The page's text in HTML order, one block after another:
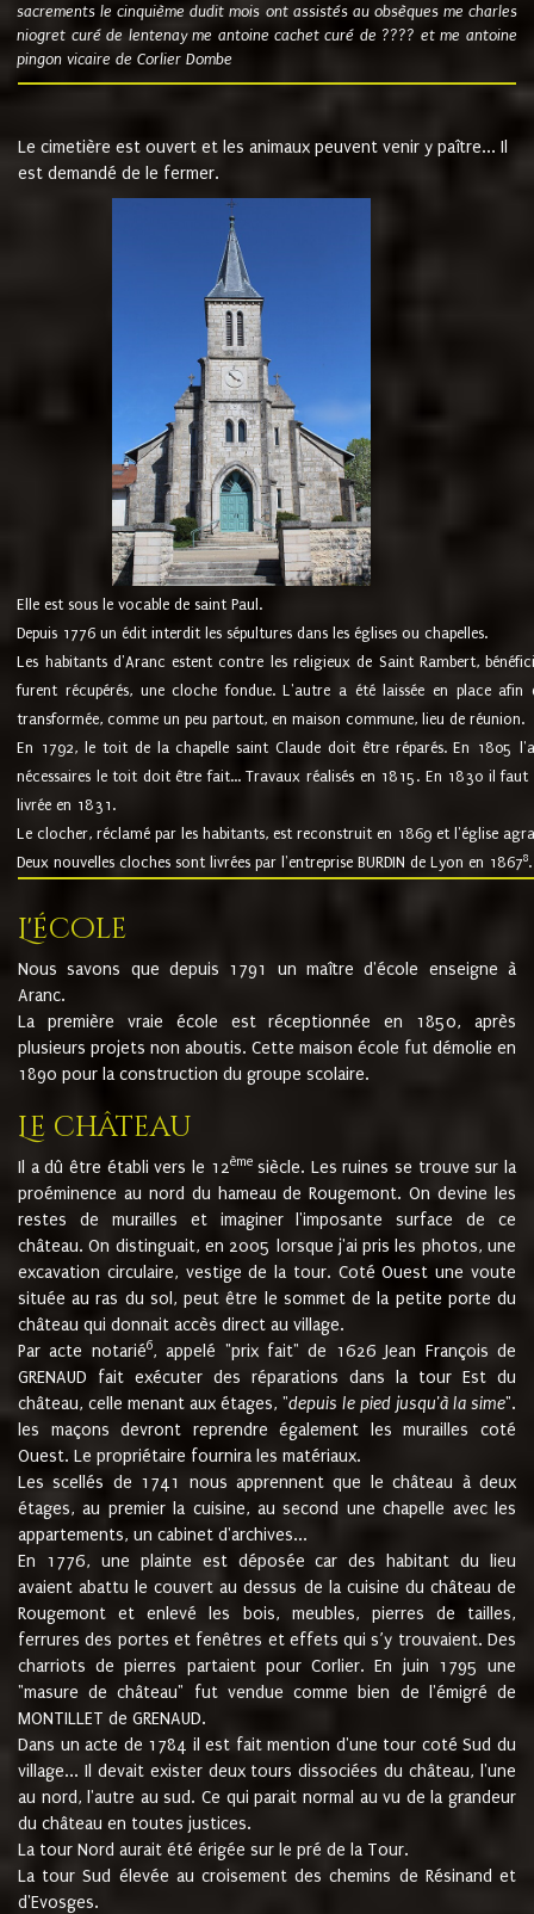
sacrements le cinquième dudit mois ont assistés au obsèques me charles
niogret curé de lentenay me antoine cachet curé de ???? et me antoine
pingon vicaire de Corlier Dombe
Le cimetière est ouvert et les animaux peuvent venir y paître... Il
est demandé de le fermer.
Elle est sous le vocable de saint Paul.
Depuis 1776 un édit interdit les sépultures dans les églises ou chapelles.
Les habitants d'Aranc estent contre les religieux de Saint Rambert,
furent récupérés, une cloche fondue. L'autre a été laissée en place
transformée, comme un peu partout, en maison commune, lieu de réunion.
En 1792, le toit de la chapelle saint Claude doit être réparés. En 1805
nécessaires le toit doit être fait... Travaux réalisés en 1815. En 1830 il
livrée en 1831.
Le clocher, réclamé par les habitants, est reconstruit en 1869 et l'église
Deux nouvelles cloches sont livrées par l'entreprise BURDIN de Lyon en 18678.
L'école
Nous savons que depuis 1791 un maître d'école enseigne à
Aranc.
La première vraie école est réceptionnée en 1850, après
plusieurs projets non aboutis. Cette maison école fut démolie en
1890 pour la construction du groupe scolaire.
Le château
Il a dû être établi vers le 12èmesiècle. Les ruines se trouve sur la
proéminence au nord du hameau de Rougemont. On devine les
restes de murailles et imaginer l'imposante surface de ce
château. On distinguait, en 2005 lorsque j'ai pris les photos, une
excavation circulaire, vestige de la tour. Coté Ouest une voute
située au ras du sol, peut être le sommet de la petite porte du
château qui donnait accès direct au village.
Par acte notarié6, appelé "prix fait" de 1626 Jean François de
GRENAUD fait exécuter des réparations dans la tour Est du
château, celle menant aux étages, "depuis le pied jusqu'à la sime".
les maçons devront reprendre également les murailles coté
Ouest. Le propriétaire fournira les matériaux.
Les scellés de 1741 nous apprennent que le château à deux
étages, au premier la cuisine, au second une chapelle avec les
appartements, un cabinet d'archives...
En 1776, une plainte est déposée car des habitant du lieu
avaient abattu le couvert au dessus de la cuisine du château de
Rougemont et enlevé les bois, meubles, pierres de tailles,
ferrures des portes et fenêtres et effets qui s’y trouvaient. Des
charriots de pierres partaient pour Corlier. En juin 1795 une
"masure de château" fut vendue comme bien de l'émigré de
MONTILLET de GRENAUD.
Dans un acte de 1784 il est fait mention d'une tour coté Sud du
village... Il devait exister deux tours dissociées du château, l'une
au nord, l'autre au sud. Ce qui parait normal au vu de la grandeur
du château en toutes justices.
La tour Nord aurait été érigée sur le pré de la Tour.
La tour Sud élevée au croisement des chemins de Résinand et
d'Evosges.